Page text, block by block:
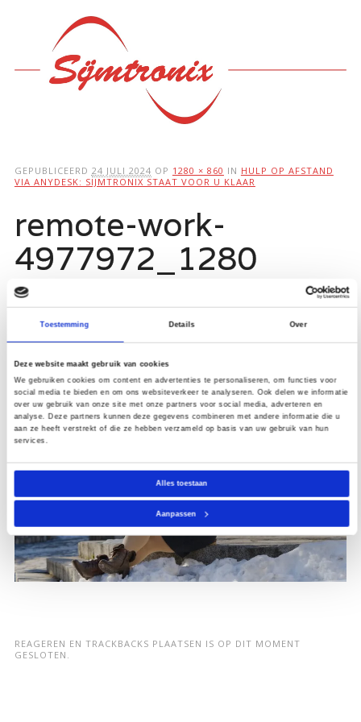
Toestemming Details Over
Deze website maakt gebruik van cookies
We gebruiken cookies om content en advertenties te personaliseren, om functies voor
social media te bieden en om ons websiteverkeer te analyseren. Ook delen we informatie
over uw gebruik van onze site met onze partners voor social media, adverteren en
analyse. Deze partners kunnen deze gegevens combineren met andere informatie die u
aan ze heeft verstrekt of die ze hebben verzameld op basis van uw gebruik van hun
services.
Alles toestaan
Aanpassen
Hoofdmenu
GEPUBLICEERD 24 JULI 2024 OP 1280 × 860 IN HULP OP AFSTAND
VIA ANYDESK: SIJMTRONIX STAAT VOOR U KLAAR
remote-work-
4977972_1280
REAGEREN EN TRACKBACKS PLAATSEN IS OP DIT MOMENT
GESLOTEN.